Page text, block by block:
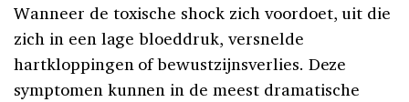
Wanneer de toxische shock zich voordoet, uit die
zich in een lage bloeddruk, versnelde
hartkloppingen of bewustzijnsverlies. Deze
symptomen kunnen in de meest dramatische